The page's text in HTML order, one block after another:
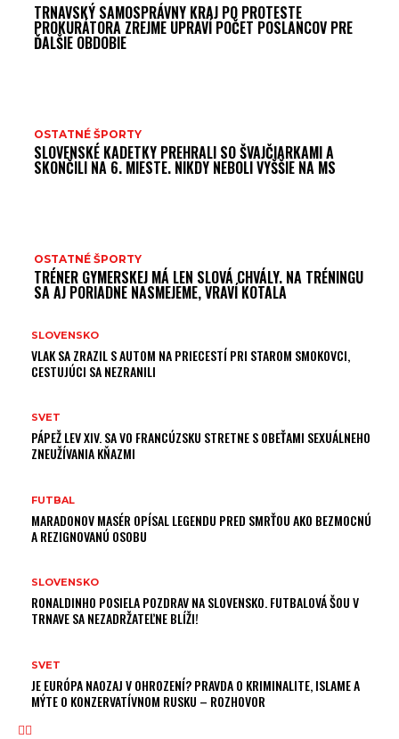
TRNAVSKÝ SAMOSPRÁVNY KRAJ PO PROTESTE
PROKURÁTORA ZREJME UPRAVÍ POČET POSLANCOV PRE
ĎALŠIE OBDOBIE
OSTATNÉ ŠPORTY
SLOVENSKÉ KADETKY PREHRALI SO ŠVAJČIARKAMI A
SKONČILI NA 6. MIESTE. NIKDY NEBOLI VYŠŠIE NA MS
OSTATNÉ ŠPORTY
TRÉNER GYMERSKEJ MÁ LEN SLOVÁ CHVÁLY. NA TRÉNINGU
SA AJ PORIADNE NASMEJEME, VRAVÍ KOTALA
SLOVENSKO
VLAK SA ZRAZIL S AUTOM NA PRIECESTÍ PRI STAROM SMOKOVCI,
CESTUJÚCI SA NEZRANILI
SVET
PÁPEŽ LEV XIV. SA VO FRANCÚZSKU STRETNE S OBEŤAMI SEXUÁLNEHO
ZNEUŽÍVANIA KŇAZMI
FUTBAL
MARADONOV MASÉR OPÍSAL LEGENDU PRED SMRŤOU AKO BEZMOCNÚ
A REZIGNOVANÚ OSOBU
SLOVENSKO
RONALDINHO POSIELA POZDRAV NA SLOVENSKO. FUTBALOVÁ ŠOU V
TRNAVE SA NEZADRŽATEĽNE BLÍŽI!
SVET
JE EURÓPA NAOZAJ V OHROZENÍ? PRAVDA O KRIMINALITE, ISLAME A
MÝTE O KONZERVATÍVNOM RUSKU – ROZHOVOR